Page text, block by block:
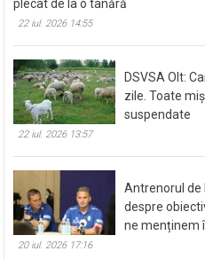
plecat de la o tânără
22 iul. 2026 14:55
DSVSA Olt:
zile. Toate
suspendate
22 iul. 2026 13:57
Antrenorul de
despre
ne menținem
20 iul. 2026 17:16